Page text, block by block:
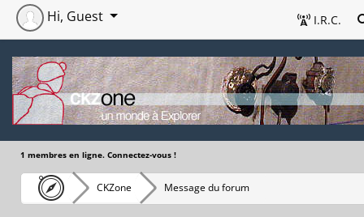
I.R.C.
Hi, Guest
1 membres en ligne. Connectez-vous !
CKZone Message du forum